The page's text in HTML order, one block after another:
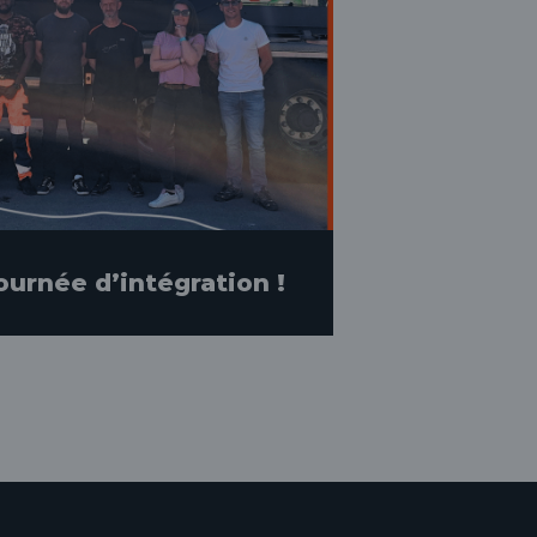
d’intégration !